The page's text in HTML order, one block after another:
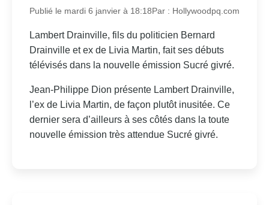
Publié le mardi 6 janvier à 18:18Par : Hollywoodpq.com
Lambert Drainville, fils du politicien Bernard
Drainville et ex de Livia Martin, fait ses débuts
télévisés dans la nouvelle émission Sucré givré.
Jean-Philippe Dion présente Lambert Drainville,
l’ex de Livia Martin, de façon plutôt inusitée. Ce
dernier sera d’ailleurs à ses côtés dans la toute
nouvelle émission très attendue Sucré givré.